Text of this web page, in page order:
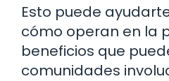
Esto puede
cómo operan en la
beneficios que
comunidades